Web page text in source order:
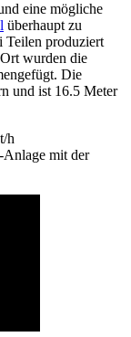
eine mögliche
überhaupt zu
Teilen produziert
wurden die
Die
und ist 16.5 Meter
h
Anlage mit der